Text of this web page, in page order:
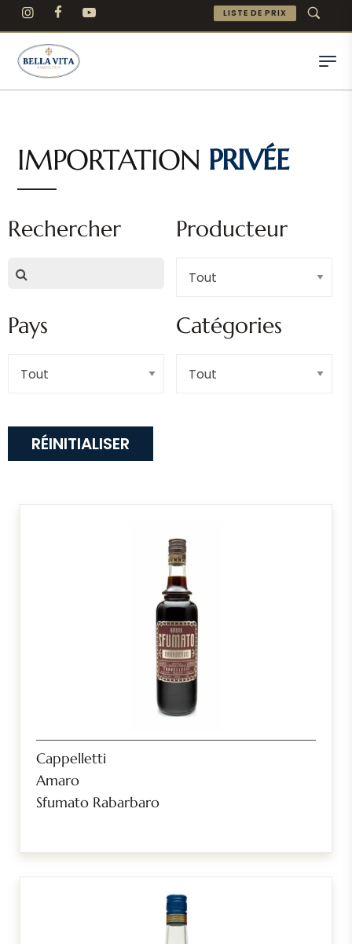
LISTE DE PRIX
IMPORTATION PRIVÉE
Rechercher Producteur
Pays Catégories
RÉINITIALISER
Cappelletti
Amaro
Sfumato Rabarbaro